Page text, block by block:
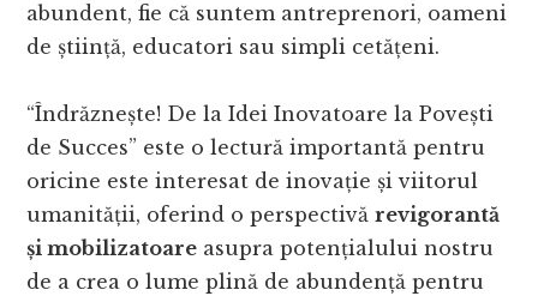
abundent, fie că suntem antreprenori, oameni
de știință, educatori sau simpli cetățeni.
“Îndrăznește! De la Idei Inovatoare la Povești
de Succes” este o lectură importantă pentru
oricine este interesat de inovație și viitorul
umanității, oferind o perspectivărevigorantă
și mobilizatoare asupra potențialului nostru
de a crea o lume plină de abundență pentru